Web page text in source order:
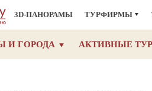
3D-ПАНОРАМЫ ТУРФИРМЫ
И ГОРОДА АКТИВНЫЕ